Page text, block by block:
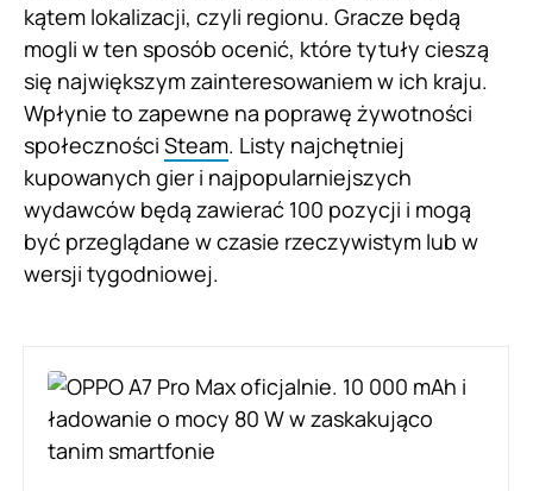
kątem lokalizacji, czyli regionu. Gracze będą
mogli w ten sposób ocenić, które tytuły cieszą
się największym zainteresowaniem w ich kraju.
Wpłynie to zapewne na poprawę żywotności
społeczności Steam. Listy najchętniej
kupowanych gier i najpopularniejszych
wydawców będą zawierać 100 pozycji i mogą
być przeglądane w czasie rzeczywistym lub w
wersji tygodniowej.